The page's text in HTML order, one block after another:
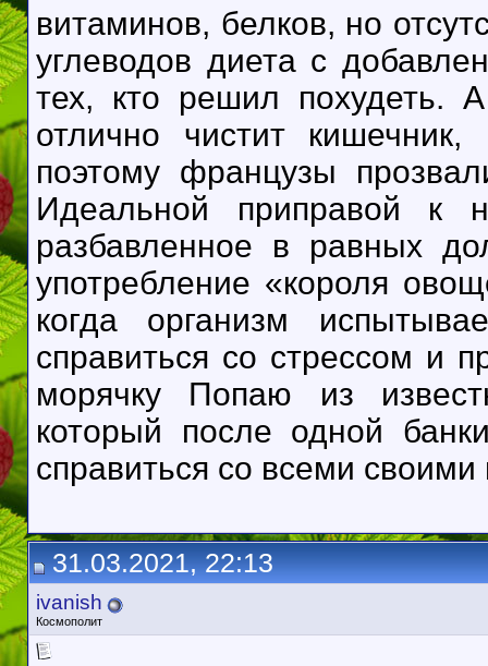
витаминов, белков, но
углеводов диета с
тех, кто решил похудеть.
отлично чистит
поэтому французы
Идеальной приправой к
разбавленное в равных
употребление «короля
когда организм
справиться со стрессом и
морячку Попаю из
который после одной
справиться со всеми своими
31.03.2021, 22:13
ivanish
Космополит